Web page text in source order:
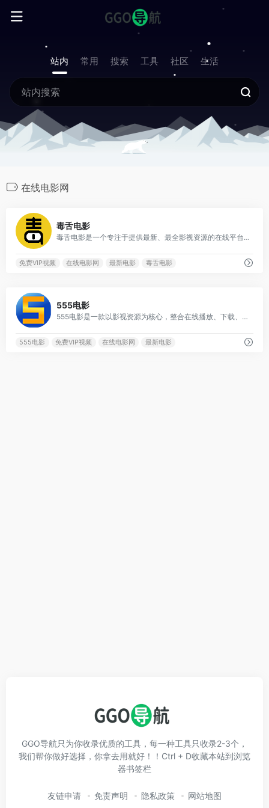
站内 常用 搜索 工具 社区 生活
在线电影网
毒舌电影
毒舌电影是一个专注于提供最新、最全影视资源的在线平台，涵盖电影、连续剧、动漫、综艺纪录片、短剧等多种类型。
免费VIP视频 在线电影网 最新电影 毒舌电影
555电影
555电影是一款以影视资源为核心，整合在线播放、下载、搜索与互动功能的综合性在线平台。
555电影 免费VIP视频 在线电影网 最新电影
GGO导航只为你收录优质的工具，每一种工具只收录2-3个，
我们帮你做好选择，你拿去用就好！！Ctrl + D收藏本站到浏览
器书签栏
友链申请 免责声明 隐私政策 网站地图